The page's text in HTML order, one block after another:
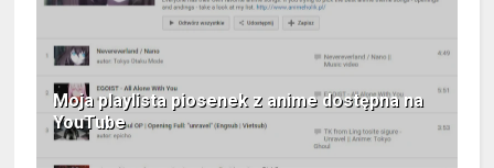
Moja playlista piosenek z anime dostępna na
YouTube